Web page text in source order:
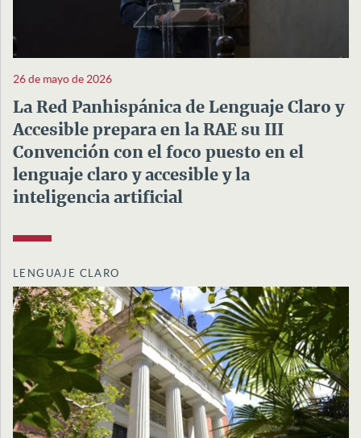
26 de mayo de 2026
La Red Panhispánica de Lenguaje Claro y
Accesible prepara en la RAE su III
Convención con el foco puesto en el
lenguaje claro y accesible y la
inteligencia artificial
LENGUAJE CLARO